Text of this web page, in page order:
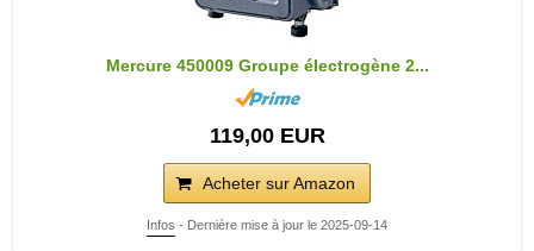
Mercure 450009 Groupe électrogène 2...
119,00 EUR
Acheter sur Amazon
Infos - Dernière mise à jour le 2025-09-14